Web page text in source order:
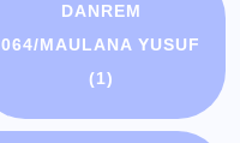
DANREM
064/MAULANA YUSUF
(1)